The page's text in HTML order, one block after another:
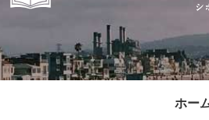
ホー